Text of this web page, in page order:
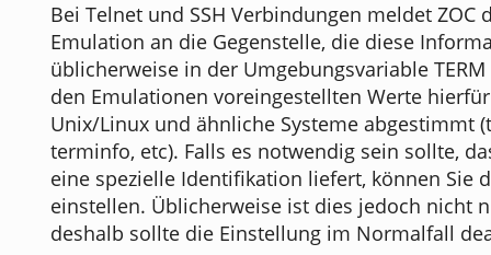
Bei Telnet und SSH Verbindungen meldet ZOC
Emulation an die Gegenstelle, die diese
üblicherweise in der Umgebungsvariable
den Emulationen voreingestellten Werte
Unix/Linux und ähnliche Systeme abgestimmt
terminfo, etc). Falls es notwendig sein sollte,
eine spezielle Identifikation liefert, können Sie
einstellen. Üblicherweise ist dies jedoch nicht
deshalb sollte die Einstellung im Normalfall